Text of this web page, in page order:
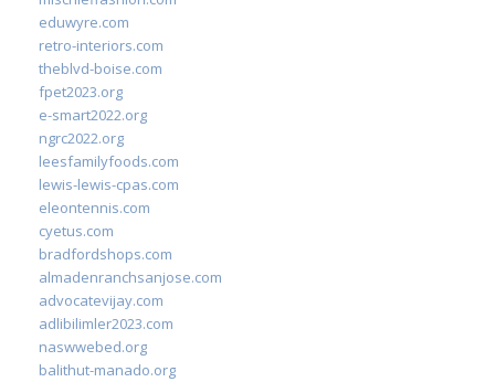
eduwyre.com
retro-interiors.com
theblvd-boise.com
fpet2023.org
e-smart2022.org
ngrc2022.org
leesfamilyfoods.com
lewis-lewis-cpas.com
eleontennis.com
cyetus.com
bradfordshops.com
almadenranchsanjose.com
advocatevijay.com
adlibilimler2023.com
naswwebed.org
balithut-manado.org